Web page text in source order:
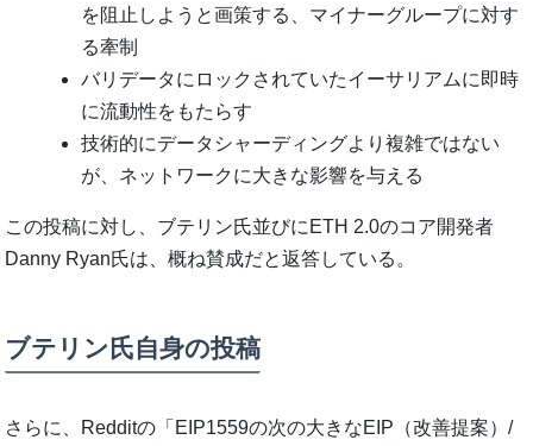
を阻止しようと画策する、マイナーグループに対す
る牽制
バリデータにロックされていたイーサリアムに即時
に流動性をもたらす
技術的にデータシャーディングより複雑ではない
が、ネットワークに大きな影響を与える
この投稿に対し、ブテリン氏並びにETH 2.0のコア開発者
Danny Ryan氏は、概ね賛成だと返答している。
ブテリン氏自身の投稿
さらに、Redditの「EIP1559の次の大きなEIP（改善提案）/